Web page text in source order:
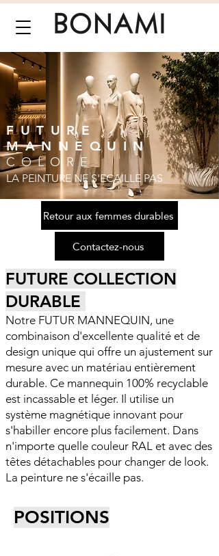
FUTURE
MANNEQUIN
COLORE
LA PEINTURE NE S'ECAILLE PAS
Retour aux femmes durables
Contactez-nous
FUTURE COLLECTION
DURABLE
Notre FUTUR MANNEQUIN, une
combinaison d'excellente qualité et de
design unique qui offre un ajustement sur
mesure avec un matériau entièrement
durable. Ce mannequin 100% recyclable
est incassable et léger. Il utilise un
système magnétique innovant pour
s'habiller encore plus facilement. Dans
n'importe quelle couleur RAL et avec des
têtes détachables pour changer de look.
La peinture ne s'écaille pas.
POSITIONS